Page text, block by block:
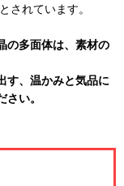
されています。
の多面体は、素材の
す、温かみと気品に
い。